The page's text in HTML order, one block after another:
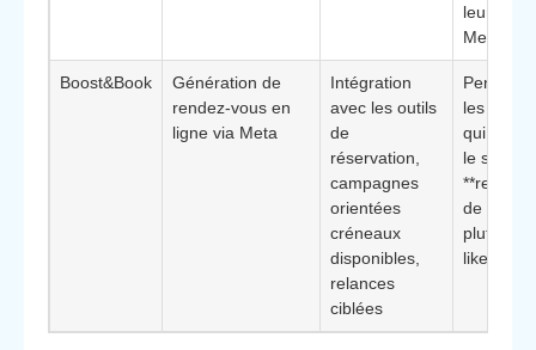
leurs
Meta
Boost&Book
Génération de
rendez-vous en
ligne via Meta
Intégration
avec les outils
de
réservation,
campagnes
orientées
créneaux
disponibles,
relances
ciblées
Pensée
les
qui
le
de
plutôt
likes